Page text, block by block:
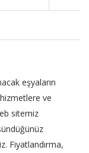
eşyaların
ve
sitemiz
Fiyatlandırma,